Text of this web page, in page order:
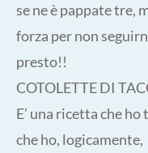
se ne è pappate tre,
forza per non
presto!!
COTOLETTE DI
E’ una ricetta che
che ho, logicamente,